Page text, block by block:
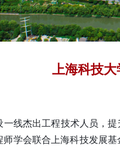
上海科技
一线杰出工程技术人员，
学会联合上海科技发展